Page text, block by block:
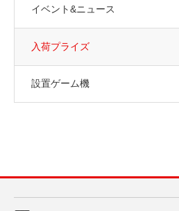
イベント&ニュース
入荷プライズ
設置ゲーム機